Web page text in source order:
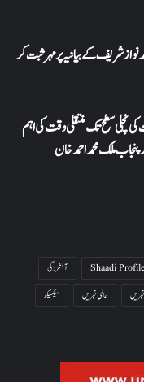
نواز شریف کے بیانیہ پر مہر ثبت کر
نچلی سطح تک منتقلی وقت کی اہم
ملک محمد احمد خان
Shaadi Profile
آتشزدگی
خبریں عالمی خبریں
میکسیکو